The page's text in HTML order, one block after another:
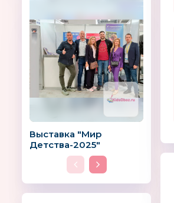
Выставка "Мир
Детства-2025"